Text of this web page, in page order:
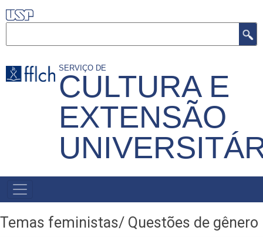
Pular
para
principal
SERVIÇO DE
CULTURA E
EXTENSÃO
MENU
PRIMÁRIO
Temas feministas/ Questões de gênero